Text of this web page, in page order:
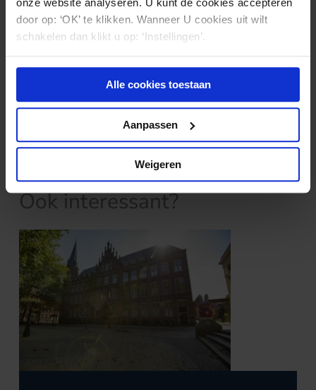
door op: ‘OK’ te klikken. Wanneer U cookies uit wilt
schakelen dan klikt u op: ‘Instellingen’.
Alle cookies toestaan
Aanpassen
Weigeren
Schippers van Volksgezondheid, Welzijn en Sport
heeft op 10 januari 2017 te kennen gegeven de
Kamervragen zo spoedig mogelijk te zullen
beantwoorden. Dus: wordt vervolgd..
voor het vonnis.
Ook interessant?